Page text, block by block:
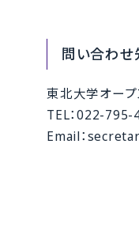
問い合わせ
東北大学オープ
TEL：022-795-
Email：